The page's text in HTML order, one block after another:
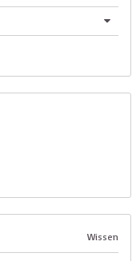
Wissen